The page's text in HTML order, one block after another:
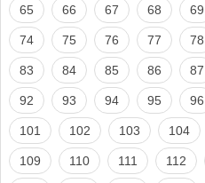
65 66 67 68 69
74 75 76 77 78
83 84 85 86 87
92 93 94 95 96
101 102 103 104
109 110 111 112